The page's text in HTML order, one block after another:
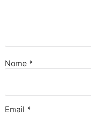
Nome *
Email *